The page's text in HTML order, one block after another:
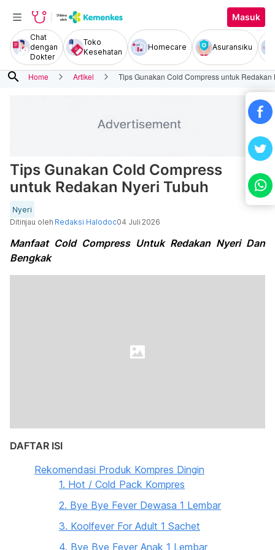
Masuk
Chat
dengan
Dokter
Toko
Kesehatan
Homecare Asuransiku
search Home Artikel Tips Gunakan Cold Compress untuk Redakan
Tips Gunakan Cold Compress
untuk Redakan Nyeri Tubuh
Nyeri
Ditinjau oleh Redaksi Halodoc04 Juli 2026
Manfaat Cold Compress Untuk Redakan Nyeri Dan
Bengkak
DAFTAR ISI
Rekomendasi Produk Kompres Dingin
1. Hot / Cold Pack Kompres
2. Bye Bye Fever Dewasa 1 Lembar
3. Koolfever For Adult 1 Sachet
4. Bye Bye Fever Anak 1 Lembar